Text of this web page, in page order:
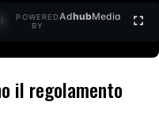
POWERED
BY
AdhubMedia
il regolamento